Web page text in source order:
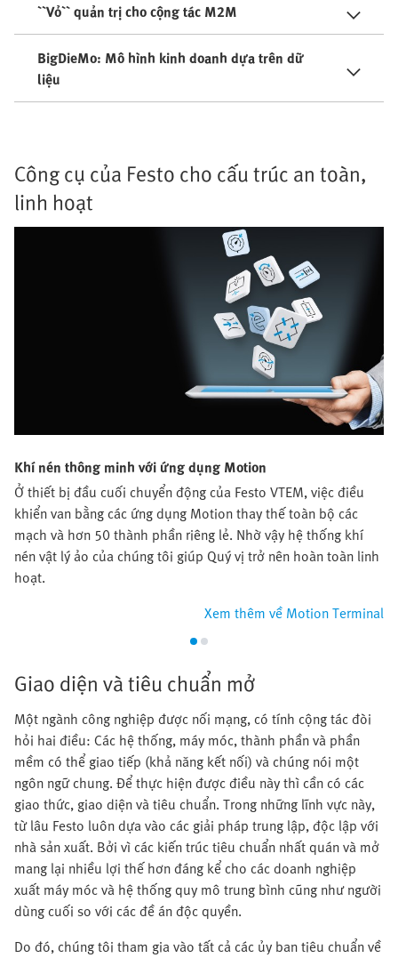
``Vỏ`` quản trị cho cộng tác M2M
BigDieMo: Mô hình kinh doanh dựa trên dữ
liệu
Công cụ của Festo cho cấu trúc an toàn,
linh hoạt
Khí nén thông minh với ứng dụng Motion
Ở thiết bị đầu cuối chuyển động của Festo VTEM, việc điều
khiển van bằng các ứng dụng Motion thay thế toàn bộ các
mạch và hơn 50 thành phần riêng lẻ. Nhờ vậy hệ thống khí
nén vật lý ảo của chúng tôi giúp Quý vị trở nên hoàn toàn linh
hoạt.
Xem thêm về Motion Terminal
Giao diện và tiêu chuẩn mở
Một ngành công nghiệp được nối mạng, có tính cộng tác đòi
hỏi hai điều: Các hệ thống, máy móc, thành phần và phần
mềm có thể giao tiếp (khả năng kết nối) và chúng nói một
ngôn ngữ chung. Để thực hiện được điều này thì cần có các
giao thức, giao diện và tiêu chuẩn. Trong những lĩnh vực này,
từ lâu Festo luôn dựa vào các giải pháp trung lập, độc lập với
nhà sản xuất. Bởi vì các kiến trúc tiêu chuẩn nhất quán và mở
mang lại nhiều lợi thế hơn đáng kể cho các doanh nghiệp
xuất máy móc và hệ thống quy mô trung bình cũng như người
dùng cuối so với các đề án độc quyền.
Do đó, chúng tôi tham gia vào tất cả các ủy ban tiêu chuẩn về